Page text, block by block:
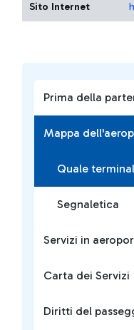
Prima della
Mappa
Quale terminal
Segnaletica
Servizi in
Carta dei Servizi
Diritti del
Sito Internet